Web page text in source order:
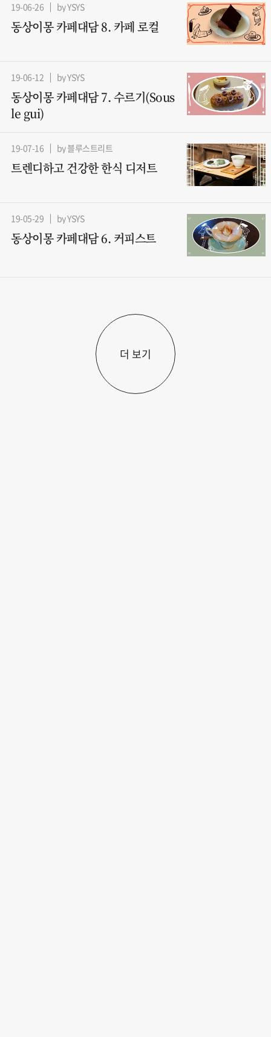
19-06-26 by YSYS
동상이몽 카페대담 8. 카페 로컬
19-06-12 by YSYS
동상이몽 카페대담 7. 수르기(Sous
le gui)
19-07-16 by 블루스트리트
트렌디하고 건강한 한식 디저트
19-05-29 by YSYS
동상이몽 카페대담 6. 커피스트
더 보기